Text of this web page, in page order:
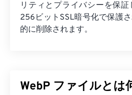
リティとプライバシーを保
256ビットSSL暗号化で保護
的に削除されます。
WebP ファイルとは